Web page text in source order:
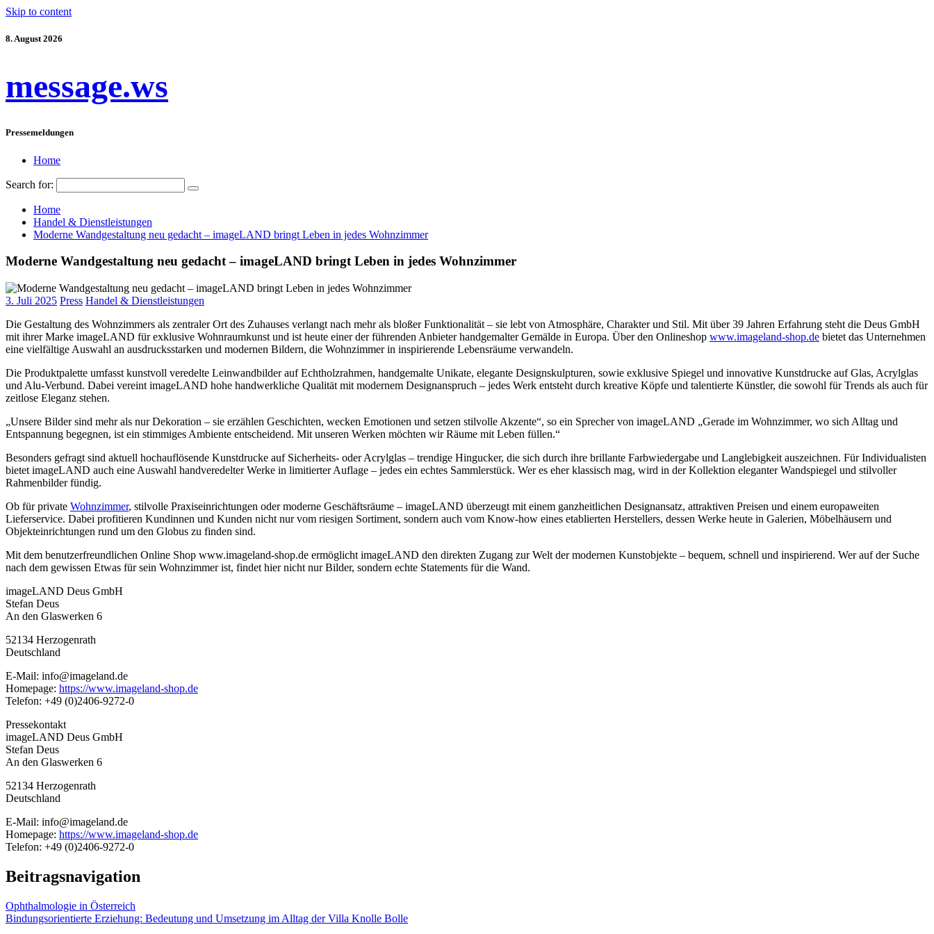
Skip to content
8. August 2026
message.ws
Pressemeldungen
Home
Search for:
Home
Handel & Dienstleistungen
Moderne Wandgestaltung neu gedacht – imageLAND bringt Leben in jedes Wohnzimmer
Moderne Wandgestaltung neu gedacht – imageLAND bringt Leben in jedes Wohnzimmer
3. Juli 2025 Press Handel & Dienstleistungen
Die Gestaltung des Wohnzimmers als zentraler Ort des Zuhauses verlangt nach mehr als bloßer Funktionalität – sie lebt von Atmosphäre, Charakter und Stil. Mit über 39 Jahren Erfahrung steht die Deus GmbH
mit ihrer Marke imageLAND für exklusive Wohnraumkunst und ist heute einer der führenden Anbieter handgemalter Gemälde in Europa. Über den Onlineshop www.imageland-shop.de bietet das Unternehmen
eine vielfältige Auswahl an ausdrucksstarken und modernen Bildern, die Wohnzimmer in inspirierende Lebensräume verwandeln.
Die Produktpalette umfasst kunstvoll veredelte Leinwandbilder auf Echtholzrahmen, handgemalte Unikate, elegante Designskulpturen, sowie exklusive Spiegel und innovative Kunstdrucke auf Glas, Acrylglas
und Alu-Verbund. Dabei vereint imageLAND hohe handwerkliche Qualität mit modernem Designanspruch – jedes Werk entsteht durch kreative Köpfe und talentierte Künstler, die sowohl für Trends als auch für
zeitlose Eleganz stehen.
„Unsere Bilder sind mehr als nur Dekoration – sie erzählen Geschichten, wecken Emotionen und setzen stilvolle Akzente“, so ein Sprecher von imageLAND „Gerade im Wohnzimmer, wo sich Alltag und
Entspannung begegnen, ist ein stimmiges Ambiente entscheidend. Mit unseren Werken möchten wir Räume mit Leben füllen.“
Besonders gefragt sind aktuell hochauflösende Kunstdrucke auf Sicherheits- oder Acrylglas – trendige Hingucker, die sich durch ihre brillante Farbwiedergabe und Langlebigkeit auszeichnen. Für Individualisten
bietet imageLAND auch eine Auswahl handveredelter Werke in limitierter Auflage – jedes ein echtes Sammlerstück. Wer es eher klassisch mag, wird in der Kollektion eleganter Wandspiegel und stilvoller
Rahmenbilder fündig.
Ob für private Wohnzimmer, stilvolle Praxiseinrichtungen oder moderne Geschäftsräume – imageLAND überzeugt mit einem ganzheitlichen Designansatz, attraktiven Preisen und einem europaweiten
Lieferservice. Dabei profitieren Kundinnen und Kunden nicht nur vom riesigen Sortiment, sondern auch vom Know-how eines etablierten Herstellers, dessen Werke heute in Galerien, Möbelhäusern und
Objekteinrichtungen rund um den Globus zu finden sind.
Mit dem benutzerfreundlichen Online Shop www.imageland-shop.de ermöglicht imageLAND den direkten Zugang zur Welt der modernen Kunstobjekte – bequem, schnell und inspirierend. Wer auf der Suche
nach dem gewissen Etwas für sein Wohnzimmer ist, findet hier nicht nur Bilder, sondern echte Statements für die Wand.
imageLAND Deus GmbH
Stefan Deus
An den Glaswerken 6
52134 Herzogenrath
Deutschland
E-Mail: info@imageland.de
Homepage: https://www.imageland-shop.de
Telefon: +49 (0)2406-9272-0
Pressekontakt
imageLAND Deus GmbH
Stefan Deus
An den Glaswerken 6
52134 Herzogenrath
Deutschland
E-Mail: info@imageland.de
Homepage: https://www.imageland-shop.de
Telefon: +49 (0)2406-9272-0
Beitragsnavigation
Ophthalmologie in Österreich
Bindungsorientierte Erziehung: Bedeutung und Umsetzung im Alltag der Villa Knolle Bolle